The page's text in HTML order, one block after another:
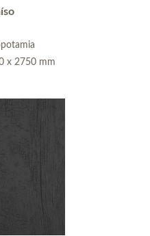
x 2750 mm